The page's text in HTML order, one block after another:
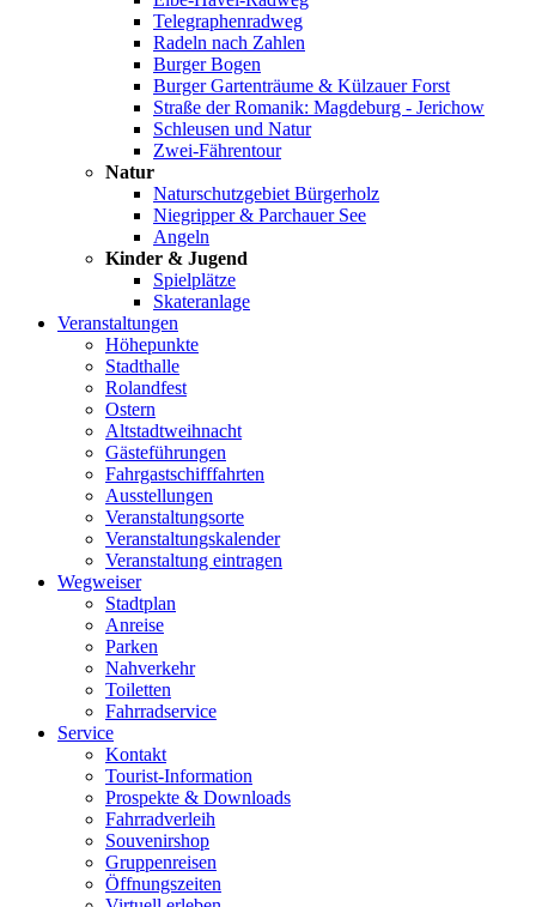
Telegraphenradweg
Radeln nach Zahlen
Burger Bogen
Burger Gartenträume & Külzauer Forst
Straße der Romanik: Magdeburg - Jerichow
Schleusen und Natur
Zwei-Fährentour
Natur
Naturschutzgebiet Bürgerholz
Niegripper & Parchauer See
Angeln
Kinder & Jugend
Spielplätze
Skateranlage
Veranstaltungen
Höhepunkte
Stadthalle
Rolandfest
Ostern
Altstadtweihnacht
Gästeführungen
Fahrgastschifffahrten
Ausstellungen
Veranstaltungsorte
Veranstaltungskalender
Veranstaltung eintragen
Wegweiser
Stadtplan
Anreise
Parken
Nahverkehr
Toiletten
Fahrradservice
Service
Kontakt
Tourist-Information
Prospekte & Downloads
Fahrradverleih
Souvenirshop
Gruppenreisen
Öffnungszeiten